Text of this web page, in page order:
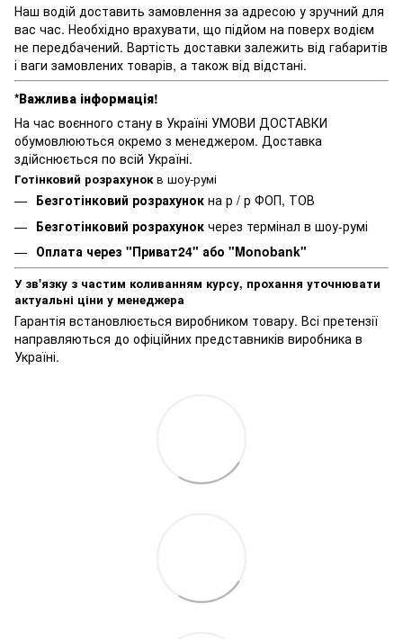
Наш водій доставить замовлення за адресою у зручний для
вас час. Необхідно врахувати, що підйом на поверх водієм
не передбачений. Вартість доставки залежить від габаритів
і ваги замовлених товарів, а також від відстані.
*Важлива інформація!
На час воєнного стану в Україні УМОВИ ДОСТАВКИ
обумовлюються окремо з менеджером. Доставка
здійснюється по всій Україні.
Готінковий розрахунокв шоу-румі
Безготінковий розрахунок на р / р ФОП, ТОВ
Безготінковий розрахунок через термінал в шоу-румі
Оплата через "Приват24" або "Monobank"
У зв'язку з частим коливанням курсу, прохання уточнювати
актуальні ціни у менеджера
Гарантія встановлюється виробником товару. Всі претензії
направляються до офіційних представників виробника в
Україні.